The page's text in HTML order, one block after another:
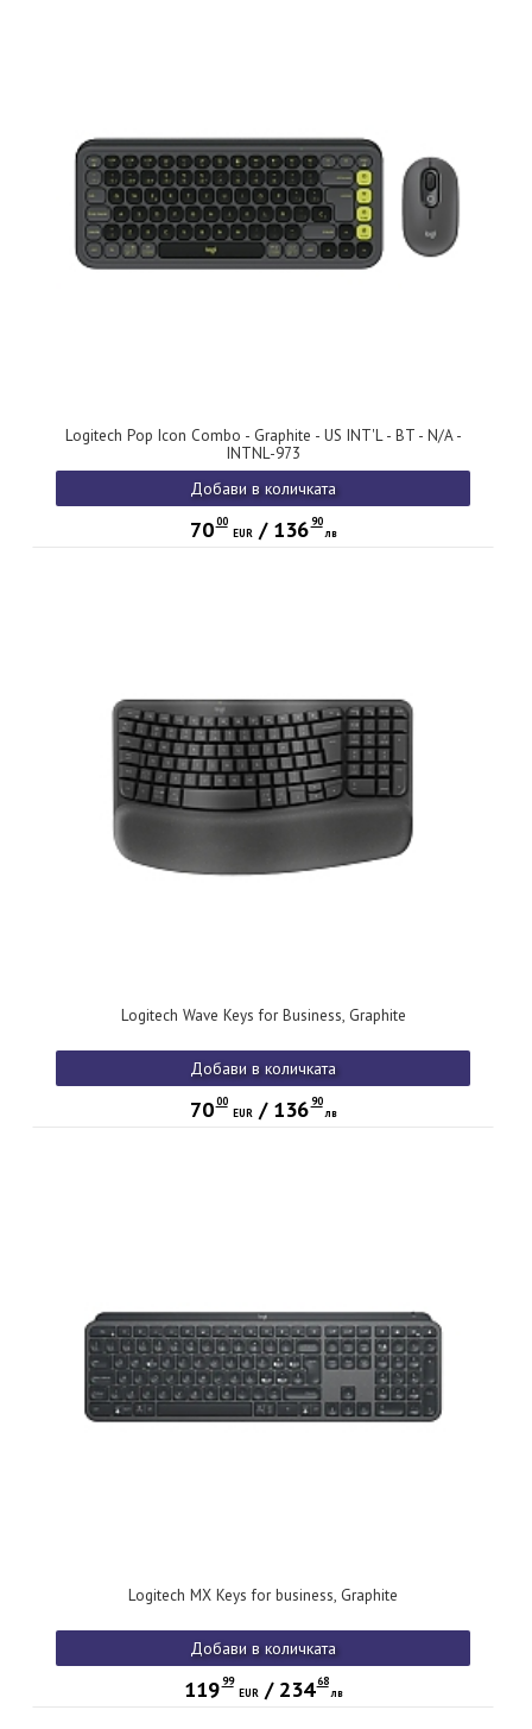
Logitech Pop Icon Combo - Graphite - US INT'L - BT - N/A -
INTNL-973
Добави в количката
70 00
EUR/ 136 90
лв
Logitech Wave Keys for Business, Graphite
Добави в количката
70 00
EUR/ 136 90
лв
Logitech MX Keys for business, Graphite
Добави в количката
119 99
EUR/ 234 68
лв